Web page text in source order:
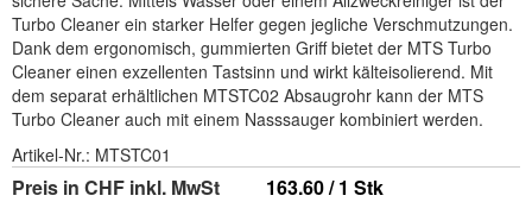
Turbo Cleaner ein starker Helfer gegen jegliche Verschmutzungen.
Dank dem ergonomisch, gummierten Griff bietet der MTS Turbo
Cleaner einen exzellenten Tastsinn und wirkt kälteisolierend. Mit
dem separat erhältlichen MTSTC02 Absaugrohr kann der MTS
Turbo Cleaner auch mit einem Nasssauger kombiniert werden.
Artikel-Nr.: MTSTC01
Preis in CHF inkl. MwSt 163.60 / 1 Stk